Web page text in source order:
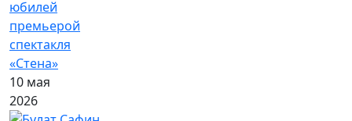
юбилей
премьерой
спектакля
«Стена»
10 мая
2026